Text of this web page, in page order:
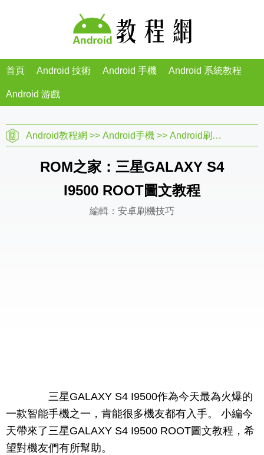
首頁 Android 技術 Android 手機 Android 系統教程
Android 游戲
Android教程網 >> Android手機 >> Android刷機教程
ROM之家：三星GALAXY S4
I9500 ROOT圖文教程
編輯：安卓刷機技巧
三星GALAXY S4 I9500作為今天最為火爆的
一款智能手機之一，肯能很多機友都有入手。 小編今
天帶來了三星GALAXY S4 I9500 ROOT圖文教程，希
望對機友們有所幫助。